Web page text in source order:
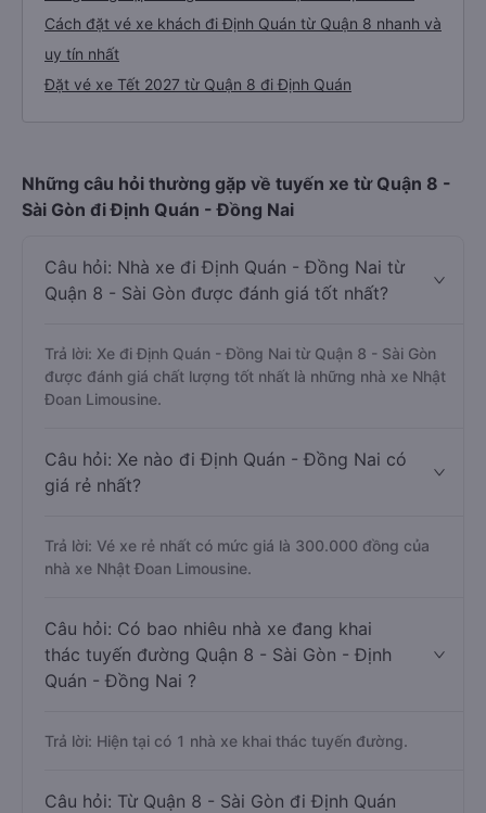
Cách đặt vé xe khách đi Định Quán từ Quận 8 nhanh và
uy tín nhất
Đặt vé xe Tết 2027 từ Quận 8 đi Định Quán
Những câu hỏi thường gặp về tuyến xe từ Quận 8 -
Sài Gòn đi Định Quán - Đồng Nai
Câu hỏi: Nhà xe đi Định Quán - Đồng Nai từ
Quận 8 - Sài Gòn được đánh giá tốt nhất?
Trả lời: Xe đi Định Quán - Đồng Nai từ Quận 8 - Sài Gòn
được đánh giá chất lượng tốt nhất là những nhà xe Nhật
Đoan Limousine.
Câu hỏi: Xe nào đi Định Quán - Đồng Nai có
giá rẻ nhất?
Trả lời: Vé xe rẻ nhất có mức giá là 300.000 đồng của
nhà xe Nhật Đoan Limousine.
Câu hỏi: Có bao nhiêu nhà xe đang khai
thác tuyến đường Quận 8 - Sài Gòn - Định
Quán - Đồng Nai ?
Trả lời: Hiện tại có 1 nhà xe khai thác tuyến đường.
Câu hỏi: Từ Quận 8 - Sài Gòn đi Định Quán